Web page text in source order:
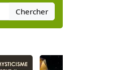
Chercher